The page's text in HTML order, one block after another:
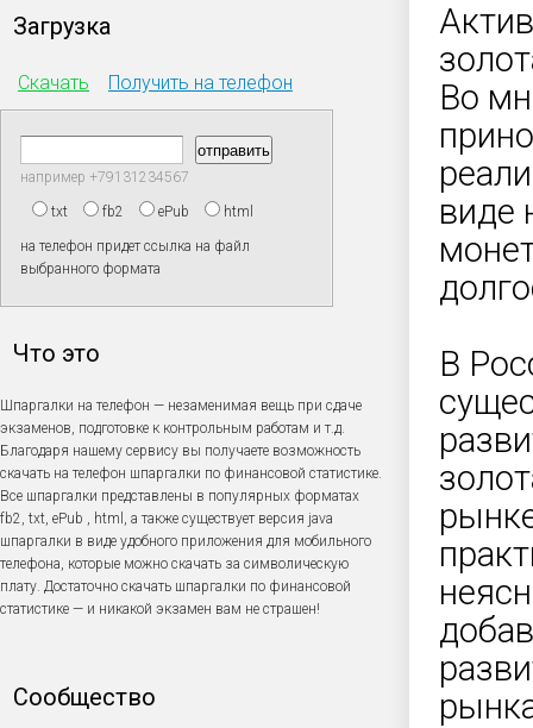
Загрузка
Скачать Получить на телефон
например +79131234567
txt fb2 ePub html
на телефон придет ссылка на файл
выбранного формата
Что это
Шпаргалки на телефон — незаменимая вещь при сдаче
экзаменов, подготовке к контрольным работам и т.д.
Благодаря нашему сервису вы получаете возможность
скачать на телефон шпаргалки по финансовой статистике.
Все шпаргалки представлены в популярных форматах
fb2, txt, ePub , html, а также существует версия java
шпаргалки в виде удобного приложения для мобильного
телефона, которые можно скачать за символическую
плату. Достаточно скачать шпаргалки по финансовой
статистике — и никакой экзамен вам не страшен!
Сообщество
Во
виде
В